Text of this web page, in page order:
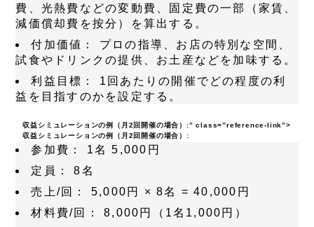
費、光熱費などの変動費、固定費の一部（家賃、
減価償却費を按分）を算出する。
付加価値：
プロの指導、お店の特別な空間、
試食やドリンクの提供、お土産などを加味する。
利益目標：
1回あたりの開催でどの程度の利
益を目指すのかを設定する。
収益シミュレーションの例（月2回開催の場合）:” class=”reference-link”>
収益シミュレーションの例（月2回開催の場合）:
参加費：
1名 5,000円
定員：
8名
売上/回：
5,000円 × 8名 = 40,000円
材料費/回：
8,000円（1名1,000円）